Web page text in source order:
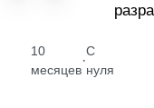
10
месяцев
·
С
нуля